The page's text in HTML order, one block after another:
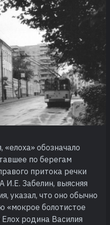
обозначало
по берегам
притока речки
И.Е. Забелин, выясняя
указал, что оно обычно
«мокрое болотистое
Елох родина Василия